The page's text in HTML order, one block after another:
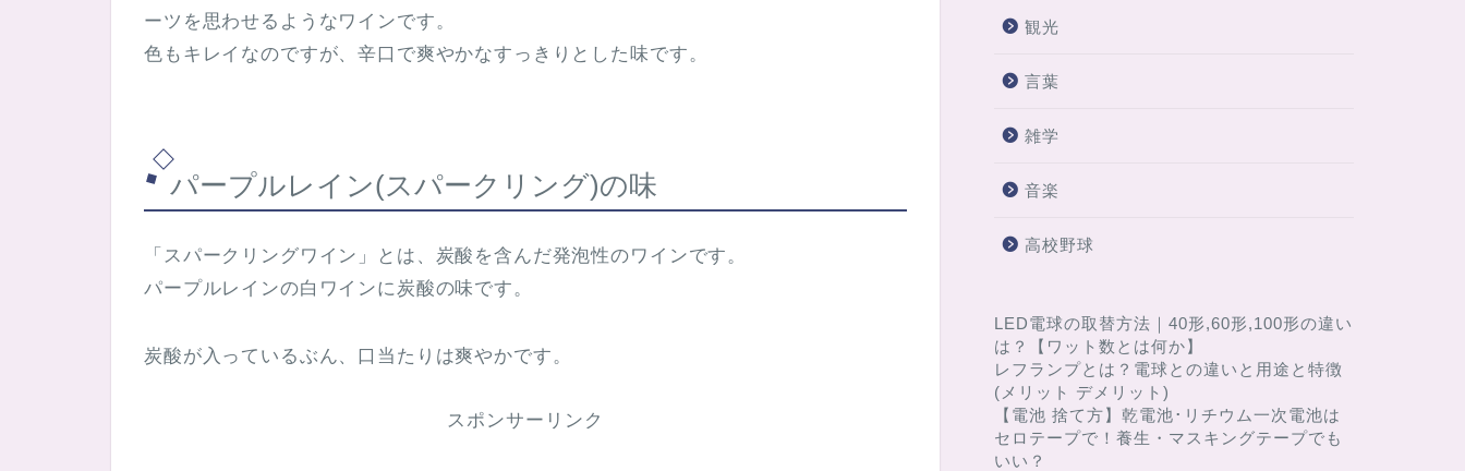
ーツを思わせるようなワインです。
色もキレイなのですが、辛口で爽やかなすっきりとした味です。
パープルレイン(スパークリング)の味
「スパークリングワイン」とは、炭酸を含んだ発泡性のワインです。
パープルレインの白ワインに炭酸の味です。
炭酸が入っているぶん、口当たりは爽やかです。
スポンサーリンク
観光
言葉
雑学
音楽
高校野球
LED電球の取替方法｜40形,60形,100形の違い
は？【ワット数とは何か】
レフランプとは？電球との違いと用途と特徴
(メリット デメリット)
【電池 捨て方】乾電池･リチウム一次電池は
セロテープで！養生・マスキングテープでも
いい？